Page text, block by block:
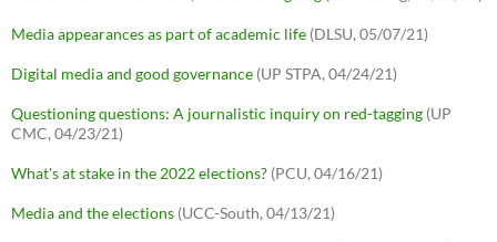
Media appearances as part of academic life (DLSU, 05/07/21)
Digital media and good governance (UP STPA, 04/24/21)
Questioning questions: A journalistic inquiry on red-tagging (UP
CMC, 04/23/21)
What's at stake in the 2022 elections? (PCU, 04/16/21)
Media and the elections (UCC-South, 04/13/21)